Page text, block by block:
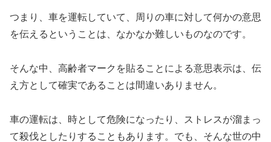
つまり、車を運転していて、周りの車に対して何かの意思
を伝えるということは、なかなか難しいものなのです。
そんな中、高齢者マークを貼ることによる意思表示は、伝
え方として確実であることは間違いありません。
車の運転は、時として危険になったり、ストレスが溜まっ
て殺伐としたりすることもあります。でも、そんな世の中